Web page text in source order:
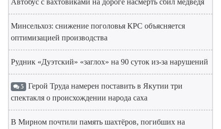
Автобус с вахтовиками на дороге насмерть сбил медведя
Минсельхоз: снижение поголовья КРС объясняется
оптимизацией производства
Рудник «Дуэтский» «заглох» на 90 суток из-за нарушений
5 Герой Труда намерен поставить в Якутии три
спектакля о происхождении народа саха
В Мирном почтили память шахтёров, погибших на